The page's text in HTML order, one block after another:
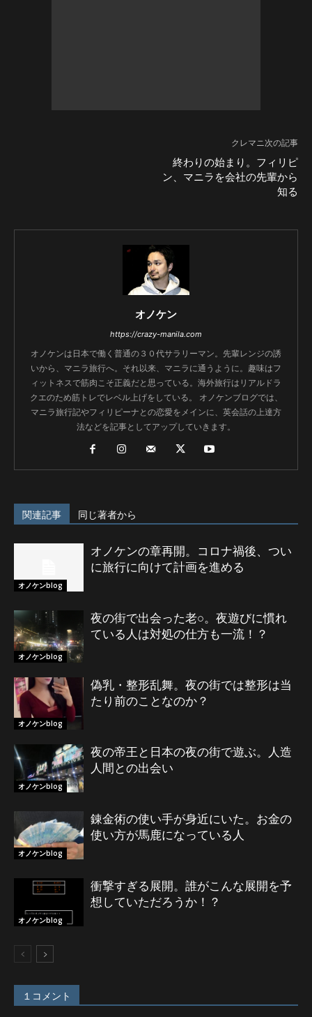
クレマニ次の記事
終わりの始まり。フィリピ
ン、マニラを会社の先輩から
知る
オノケン
https://crazy-manila.com
オノケンは日本で働く普通の３０代サラリーマン。先輩レンジの誘
いから、マニラ旅行へ。それ以来、マニラに通うように。趣味はフ
ィットネスで筋肉こそ正義だと思っている。海外旅行はリアルドラ
クエのため筋トレでレベル上げをしている。 オノケンブログでは、
マニラ旅行記やフィリピーナとの恋愛をメインに、英会話の上達方
法などを記事としてアップしていきます。
関連記事 同じ著者から
オノケンblog
オノケンの章再開。コロナ禍後、つい
に旅行に向けて計画を進める
オノケンblog
夜の街で出会った老○。夜遊びに慣れ
ている人は対処の仕方も一流！？
オノケンblog
偽乳・整形乱舞。夜の街では整形は当
たり前のことなのか？
オノケンblog
夜の帝王と日本の夜の街で遊ぶ。人造
人間との出会い
オノケンblog
錬金術の使い手が身近にいた。お金の
使い方が馬鹿になっている人
オノケンblog
衝撃すぎる展開。誰がこんな展開を予
想していただろうか！？
１コメント